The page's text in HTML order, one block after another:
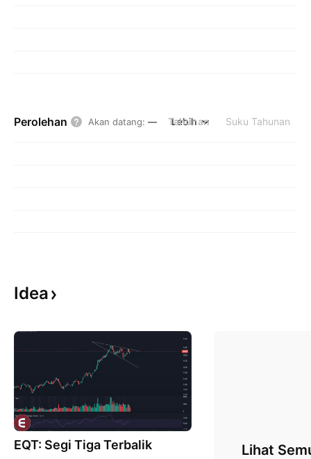
Perolehan Akan datang: — Tahunan Suku Tahunan
Lebih
Idea
EQT: Segi Tiga Terbalik Lihat